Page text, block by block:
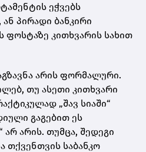
ეჭვებს
პირადი ბანკირი
კითხვარის სახით
არის ფორმალური.
თუ ასეთი კითხვარი
„შავ სიაში“
გაგებით ეს
არ არის. თუმცა, შედეგი
თქვენთვის საბანკო